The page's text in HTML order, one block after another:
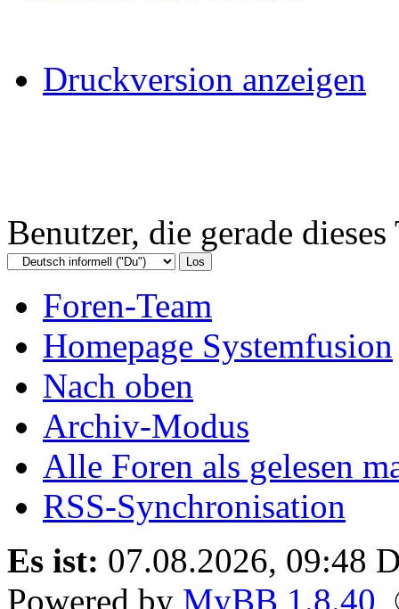
Druckversion anzeigen
Benutzer, die gerade
Foren-Team
Homepage Systemfusion
Nach oben
Archiv-Modus
Alle Foren als gelesen
RSS-Synchronisation
Es ist: 07.08.2026, 09:48
Powered by MyBB 1.8.40